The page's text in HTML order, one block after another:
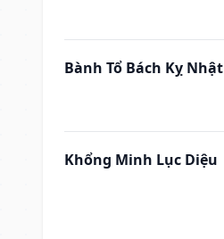
Bành Tổ Bách Kỵ Nhật
Khổng Minh Lục Diệu